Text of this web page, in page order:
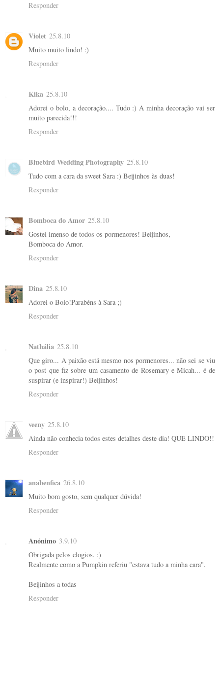
Responder
Violet 25.8.10
Muito muito lindo! :)
Responder
Kika 25.8.10
Adorei o bolo, a decoração.... Tudo :) A minha decoração vai ser
muito parecida!!!
Responder
Bluebird Wedding Photography 25.8.10
Tudo com a cara da sweet Sara :) Beijinhos às duas!
Responder
Bomboca do Amor 25.8.10
Gostei imenso de todos os pormenores! Beijinhos,
Bomboca do Amor.
Responder
Dina 25.8.10
Adorei o Bolo!Parabéns à Sara ;)
Responder
Nathália 25.8.10
Que giro... A paixão está mesmo nos pormenores... não sei se viu
o post que fiz sobre um casamento de Rosemary e Micah... é de
suspirar (e inspirar!) Beijinhos!
Responder
veeny 25.8.10
Ainda não conhecia todos estes detalhes deste dia! QUE LINDO!!
Responder
anabenfica 26.8.10
Muito bom gosto, sem qualquer dúvida!
Responder
Anónimo 3.9.10
Obrigada pelos elogios. :)
Realmente como a Pumpkin referiu "estava tudo a minha cara".
Beijinhos a todas
Responder